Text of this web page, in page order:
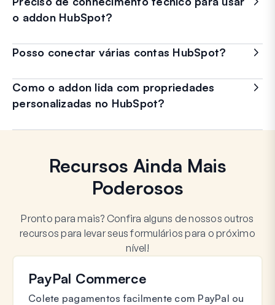
o addon HubSpot?
Posso conectar várias contas HubSpot?
Como o addon lida com propriedades
personalizadas no HubSpot?
Recursos Ainda Mais
Poderosos
Pronto para mais? Confira alguns de nossos outros
recursos para levar seus formulários para o próximo
nível!
PayPal Commerce
Colete pagamentos facilmente com PayPal ou